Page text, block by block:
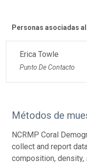
Personas asociadas
Erica Towle
Punto De Contacto
Métodos de
NCRMP Coral
collect and report
composition, density,